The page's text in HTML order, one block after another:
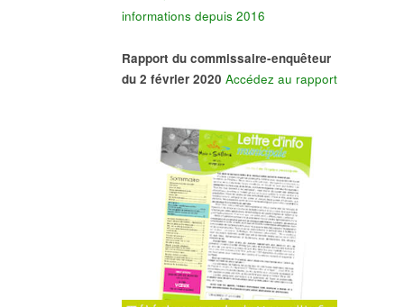
informations depuis 2016
Rapport du commissaire-enquêteur
du 2 février 2020 Accédez au rapport